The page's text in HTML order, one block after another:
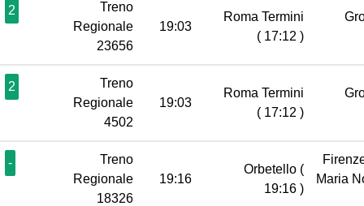
2
Treno
Regionale
23656
19:03
Roma Termini
( 17:12 )
2
Treno
Regionale
4502
19:03
Roma Termini
( 17:12 )
-
Treno
Regionale
18326
19:16
Orbetello (
19:16 )
Maria